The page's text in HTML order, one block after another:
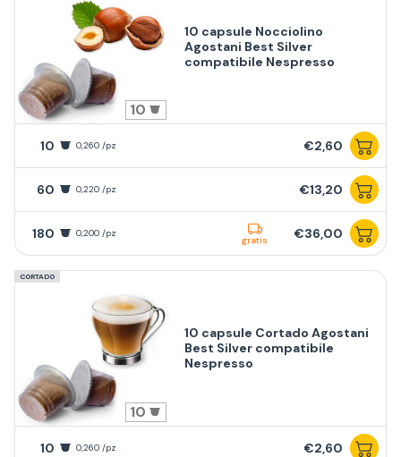
10
10 capsule Nocciolino
Agostani Best Silver
compatibile Nespresso
10 0,260 /pz €2,60
60 0,220 /pz €13,20
180 0,200 /pz
gratis €36,00
CORTADO
10
10 capsule Cortado Agostani
Best Silver compatibile
Nespresso
10 0,260 /pz €2,60